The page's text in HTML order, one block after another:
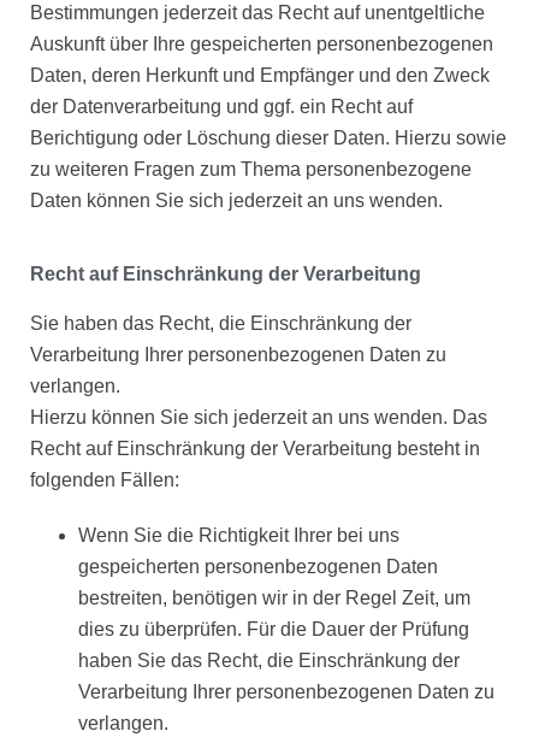
Bestimmungen jederzeit das Recht auf unentgeltliche
Auskunft über Ihre gespeicherten personenbezogenen
Daten, deren Herkunft und Empfänger und den Zweck
der Datenverarbeitung und ggf. ein Recht auf
Berichtigung oder Löschung dieser Daten. Hierzu sowie
zu weiteren Fragen zum Thema personenbezogene
Daten können Sie sich jederzeit an uns wenden.
Recht auf Einschränkung der Verarbeitung
Sie haben das Recht, die Einschränkung der
Verarbeitung Ihrer personenbezogenen Daten zu
verlangen.
Hierzu können Sie sich jederzeit an uns wenden. Das
Recht auf Einschränkung der Verarbeitung besteht in
folgenden Fällen:
Wenn Sie die Richtigkeit Ihrer bei uns
gespeicherten personenbezogenen Daten
bestreiten, benötigen wir in der Regel Zeit, um
dies zu überprüfen. Für die Dauer der Prüfung
haben Sie das Recht, die Einschränkung der
Verarbeitung Ihrer personenbezogenen Daten zu
verlangen.